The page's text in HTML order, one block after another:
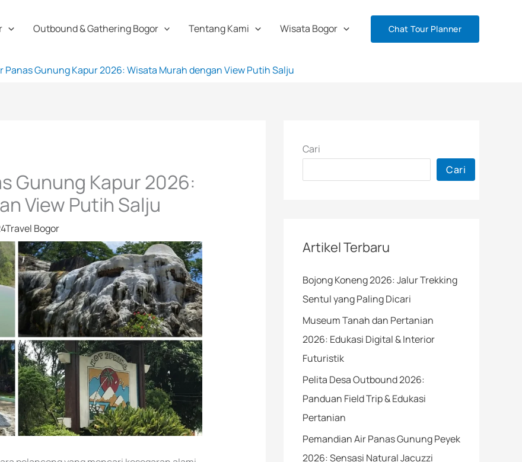
Outbound & Gathering Bogor Tentang Kami Wisata Bogor Chat Tour Planner
Panas Gunung Kapur 2026: Wisata Murah dengan View Putih Salju
Gunung Kapur 2026:
View Putih Salju
Bogor
Cari
Cari
Artikel Terbaru
Bojong Koneng 2026: Jalur Trekking
Sentul yang Paling Dicari
Museum Tanah dan Pertanian
2026: Edukasi Digital & Interior
Futuristik
Pelita Desa Outbound 2026:
Panduan Field Trip & Edukasi
Pertanian
Pemandian Air Panas Gunung Peyek
2026: Sensasi Natural Jacuzzi